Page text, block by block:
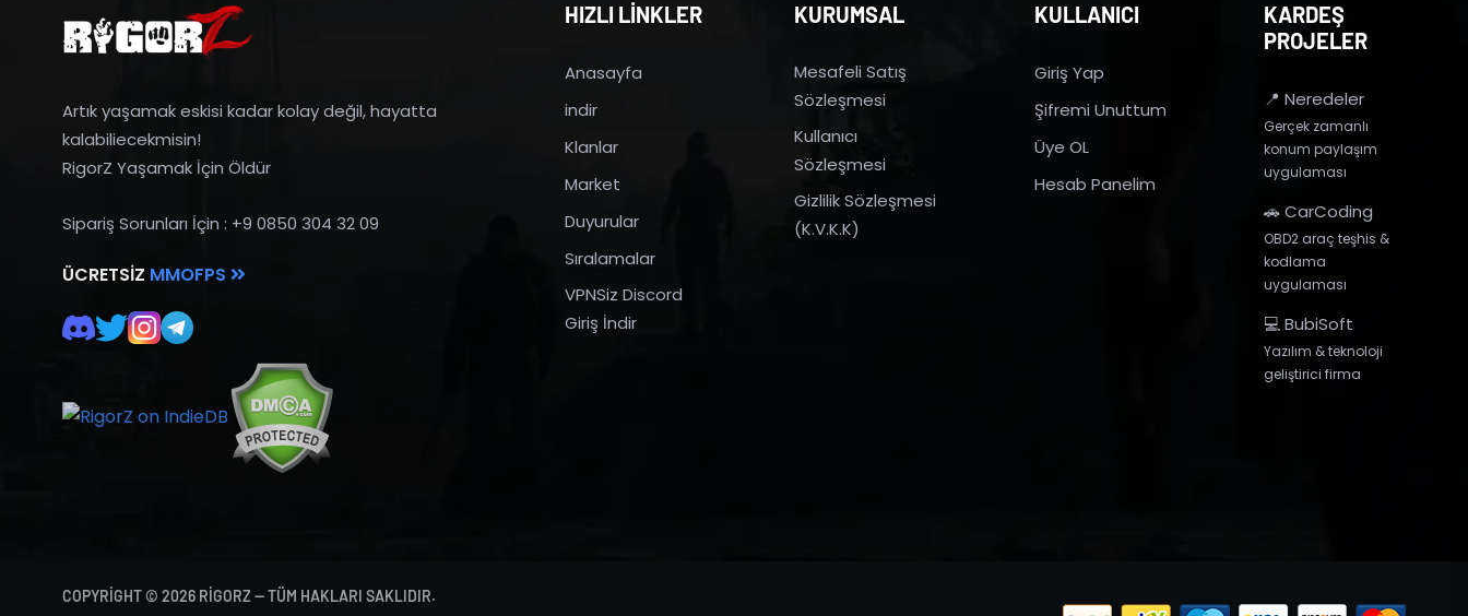
Artık yaşamak eskisi kadar kolay değil, hayatta
kalabiliecekmisin!
RigorZ Yaşamak İçin Öldür
Sipariş Sorunları İçin : +9 0850 304 32 09
ÜCRETSIZ MMOFPS
HIZLI LİNKLER
Anasayfa
indir
Klanlar
Market
Duyurular
Sıralamalar
VPNSiz Discord
Giriş İndir
KURUMSAL
Mesafeli Satış
Sözleşmesi
Kullanıcı
Sözleşmesi
Gizlilik Sözleşmesi
(K.V.K.K)
KULLANICI
Giriş Yap
Şifremi Unuttum
Üye OL
Hesab Panelim
KARDEŞ
PROJELER
📍 Neredeler
Gerçek zamanlı
konum paylaşım
uygulaması
🚗 CarCoding
OBD2 araç teşhis &
kodlama
uygulaması
💻 BubiSoft
Yazılım & teknoloji
geliştirici firma
COPYRIGHT © 2026 RIGORZ — TÜM HAKLARI SAKLIDIR.